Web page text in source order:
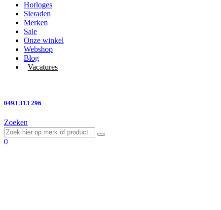
Horloges
Sieraden
Merken
Sale
Onze winkel
Webshop
Blog
Vacatures
0493 313 296
Zoeken
0